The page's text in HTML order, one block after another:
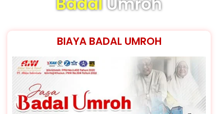
BIAYA BADAL UMROH